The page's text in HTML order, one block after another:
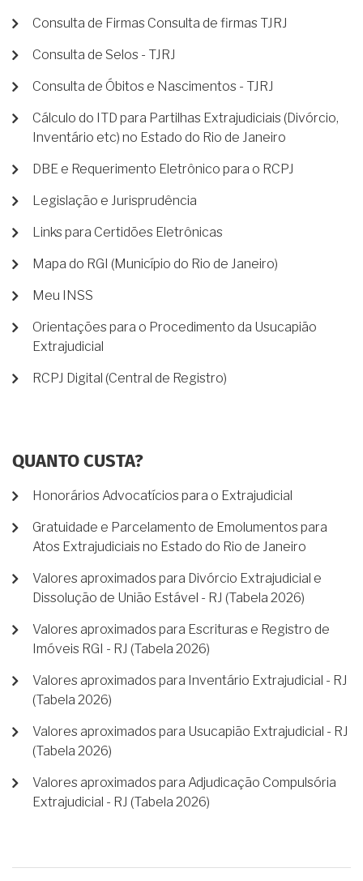
Consulta de Firmas Consulta de firmas TJRJ
Consulta de Selos - TJRJ
Consulta de Óbitos e Nascimentos - TJRJ
Cálculo do ITD para Partilhas Extrajudiciais (Divórcio,
Inventário etc) no Estado do Rio de Janeiro
DBE e Requerimento Eletrônico para o RCPJ
Legislação e Jurisprudência
Links para Certidões Eletrônicas
Mapa do RGI (Município do Rio de Janeiro)
Meu INSS
Orientações para o Procedimento da Usucapião
Extrajudicial
RCPJ Digital (Central de Registro)
QUANTO CUSTA?
Honorários Advocatícios para o Extrajudicial
Gratuidade e Parcelamento de Emolumentos para
Atos Extrajudiciais no Estado do Rio de Janeiro
Valores aproximados para Divórcio Extrajudicial e
Dissolução de União Estável - RJ (Tabela 2026)
Valores aproximados para Escrituras e Registro de
Imóveis RGI - RJ (Tabela 2026)
Valores aproximados para Inventário Extrajudicial - RJ
(Tabela 2026)
Valores aproximados para Usucapião Extrajudicial - RJ
(Tabela 2026)
Valores aproximados para Adjudicação Compulsória
Extrajudicial - RJ (Tabela 2026)